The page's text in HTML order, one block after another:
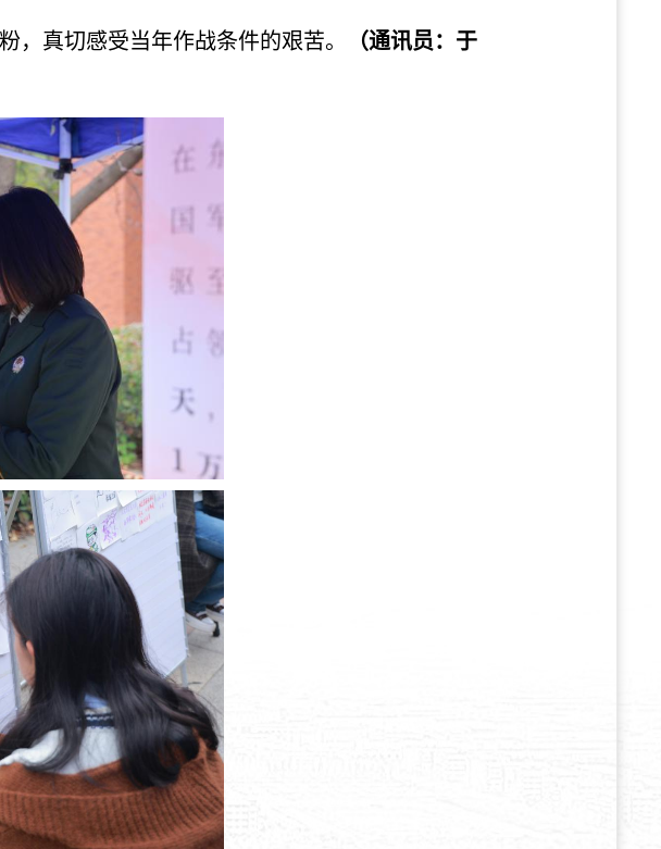
，真切感受当年作战条件的艰苦。 （通讯员：于